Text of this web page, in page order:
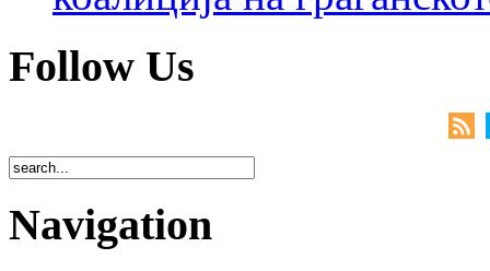
Follow Us
Navigation